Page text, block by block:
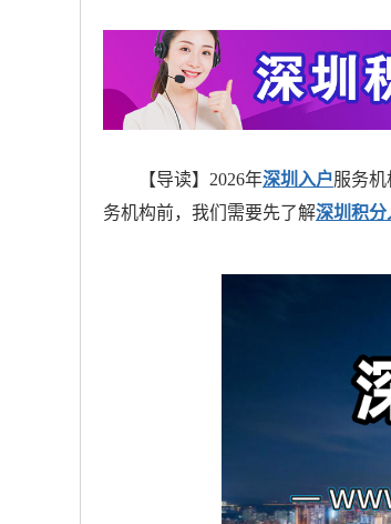
【导读】2026年深圳入户服务
务机构前，我们需要先了解深圳积分